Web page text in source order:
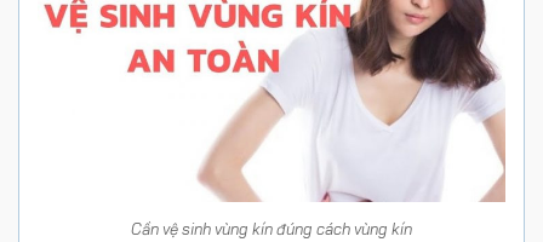
Cần vệ sinh vùng kín đúng cách vùng kín